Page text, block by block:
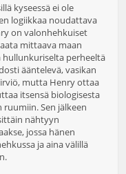
kyseessä ei ole
logiikkaa noudattava
on valonhehkuiset
mittaava maan
hullunkuriselta perheeltä
ääntelevä, vasikan
mutta Henry ottaa
itsensä biologisesta
ruumiin. Sen jälkeen
nähtyyn
jossa hänen
ja aina välillä